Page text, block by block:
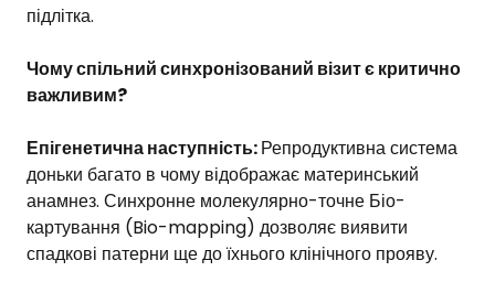
підлітка.
Чому спільний синхронізований візит є критично
важливим?
Епігенетична наступність:Репродуктивна система
доньки багато в чому відображає материнський
анамнез. Синхронне молекулярно-точне Біо-
картування (Bio-mapping) дозволяє виявити
спадкові патерни ще до їхнього клінічного прояву.